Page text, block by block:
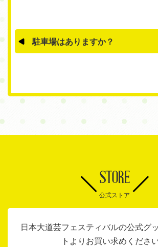
駐車場はありますか？
STORE
公式ストア
日本大道芸フェスティバルの公式グ
トよりお買い求めください